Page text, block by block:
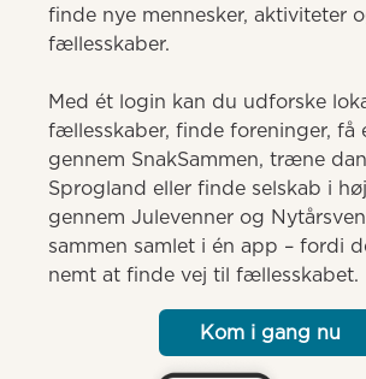
finde nye mennesker, aktiviteter
fællesskaber.
Med ét login kan du udforske
fællesskaber, finde foreninger, få
gennem SnakSammen, træne
Sprogland eller finde selskab i
gennem Julevenner og
sammen samlet i én app – fordi
nemt at finde vej til fællesskabet.
Kom i gang nu